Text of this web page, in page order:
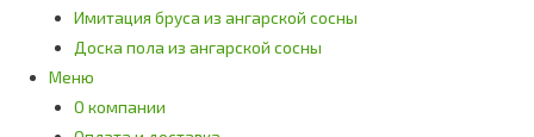
Имитация бруса из ангарской сосны
Доска пола из ангарской сосны
Меню
О компании